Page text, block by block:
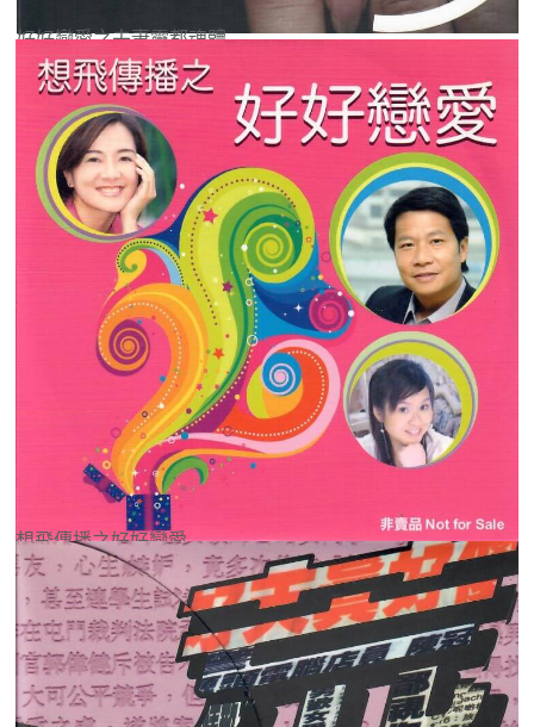
好好戀愛之夫妻靈都魂體
想飛傳播之好好戀愛